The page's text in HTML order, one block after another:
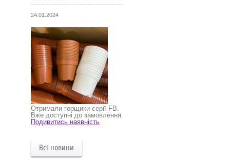
24.01.2024
Отримали горщики серії FB.
Вже доступні до замовлення.
Подивитись наявність
Всі новини